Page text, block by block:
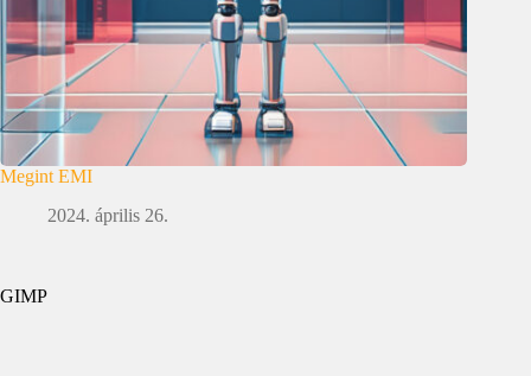
Megint EMI
2024. április 26.
GIMP